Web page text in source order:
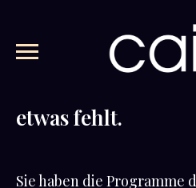
etwas fehlt.
Sie haben die